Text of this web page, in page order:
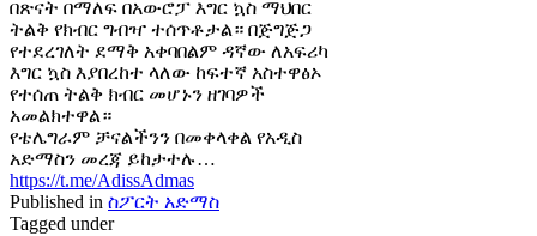
በጽናት በማለፍ በአውሮፓ እግር ኳስ ማህበር
ትልቅ የክብር ግብዣ ተሰጥቶታል። በጅግጅጋ
የተደረገለት ደማቅ አቀባበልም ዳኛው ለአፍሪካ
እግር ኳስ እያበረከተ ላለው ከፍተኛ አስተዋፅኦ
የተሰጠ ትልቅ ክብር መሆኑን ዘገባዎች
አመልክተዋል።
የቴሌግራም ቻናልችንን በመቀላቀል የአዲስ
አድማስን መረጃ ይከታተሉ…
https://t.me/AdissAdmas
Published in ስፖርት አድማስ
Tagged under